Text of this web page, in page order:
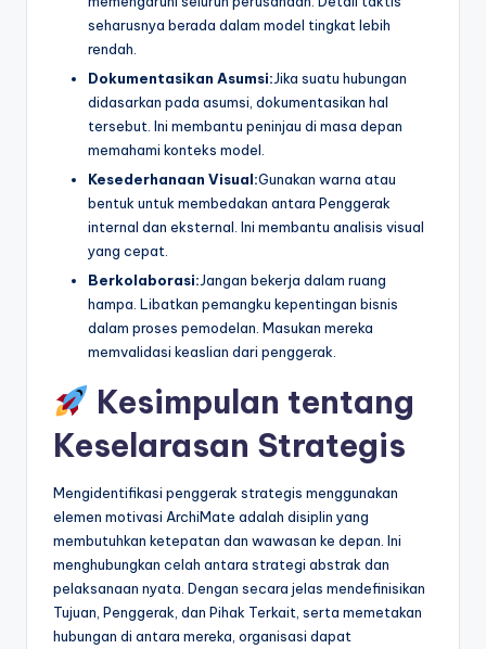
seharusnya berada dalam model tingkat lebih
rendah.
Dokumentasikan Asumsi:Jika suatu hubungan
didasarkan pada asumsi, dokumentasikan hal
tersebut. Ini membantu peninjau di masa depan
memahami konteks model.
Kesederhanaan Visual:Gunakan warna atau
bentuk untuk membedakan antara Penggerak
internal dan eksternal. Ini membantu analisis visual
yang cepat.
Berkolaborasi:Jangan bekerja dalam ruang
hampa. Libatkan pemangku kepentingan bisnis
dalam proses pemodelan. Masukan mereka
memvalidasi keaslian dari penggerak.
Kesimpulan tentang
Keselarasan Strategis
Mengidentifikasi penggerak strategis menggunakan
elemen motivasi ArchiMate adalah disiplin yang
membutuhkan ketepatan dan wawasan ke depan. Ini
menghubungkan celah antara strategi abstrak dan
pelaksanaan nyata. Dengan secara jelas mendefinisikan
Tujuan, Penggerak, dan Pihak Terkait, serta memetakan
hubungan di antara mereka, organisasi dapat